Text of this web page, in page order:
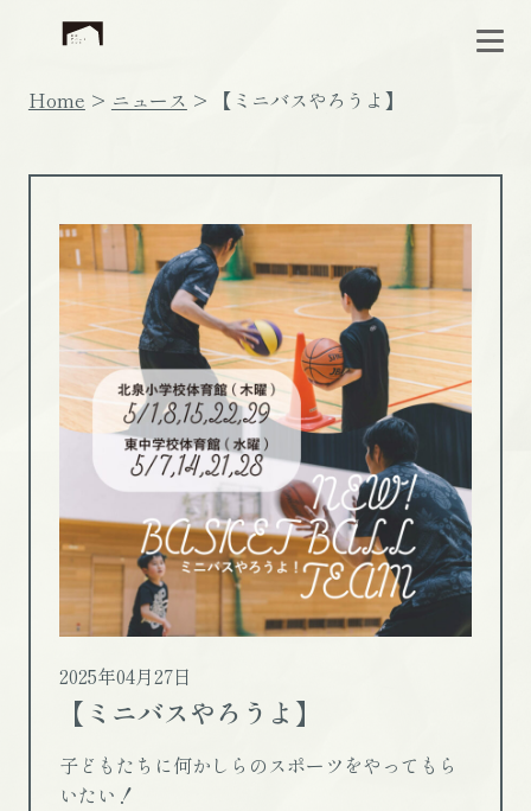
Home ニュース 【ミニバスやろうよ】
2025年04月27日
【ミニバスやろうよ】
子どもたちに何かしらのスポーツをやってもら
いたい！